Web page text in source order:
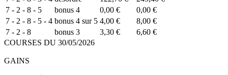
7 - 2 - 8 - 5
bonus 4 0,00 €
0,00 €
7 - 2 - 8 - 5 - 4 bonus 4 sur 5 4,00 €
8,00 €
7 - 2 - 8
bonus 3 3,30 €
6,60 €
COURSES DU 30/05/2026
GAINS